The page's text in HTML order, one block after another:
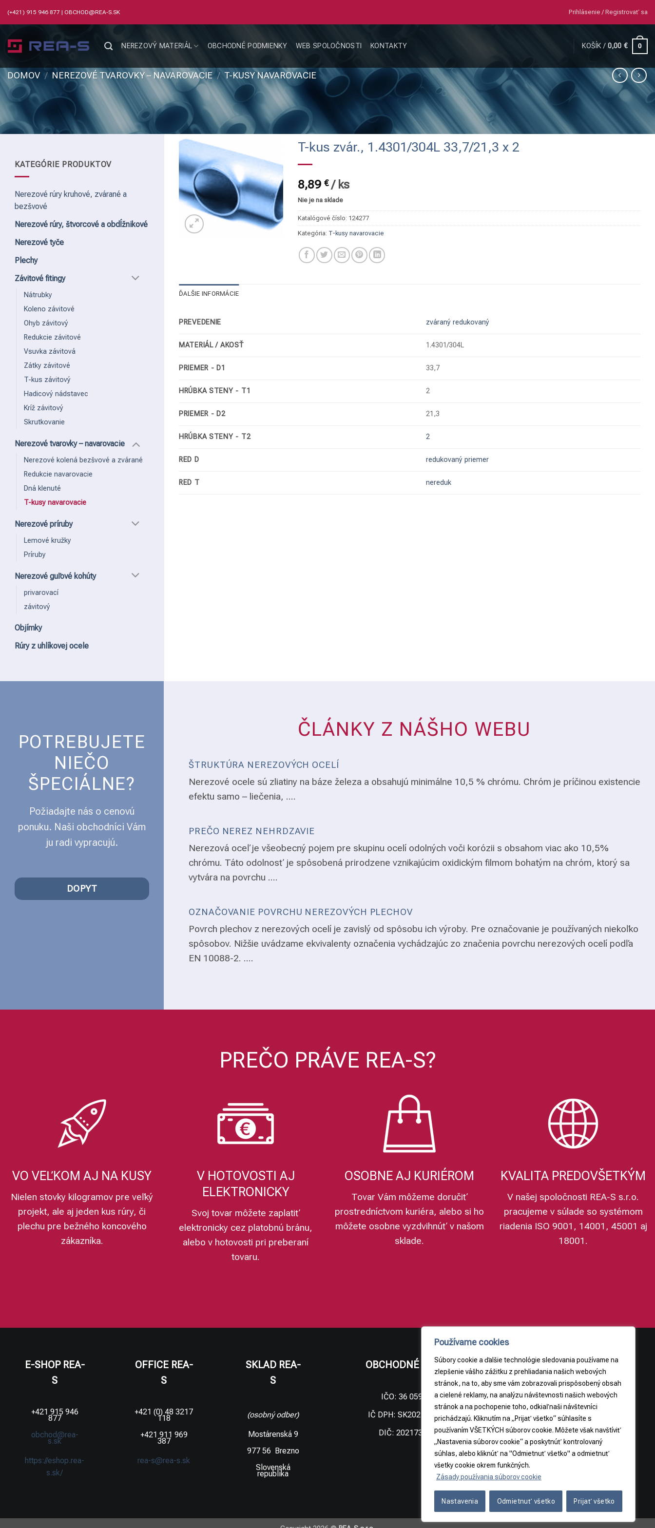
Používame cookies
Súbory cookie a ďalšie technológie sledovania používame na
zlepšenie vášho zážitku z prehliadania našich webových
stránok, na to, aby sme vám zobrazovali prispôsobený obsah
a cielené reklamy, na analýzu návštevnosti našich webových
stránok a na pochopenie toho, odkiaľ naši návštevníci
prichádzajú. Kliknutím na „Prijať všetko“ súhlasíte s
používaním VŠETKÝCH súborov cookie. Môžete však navštíviť
„Nastavenia súborov cookie“ a poskytnúť kontrolovaný
súhlas, alebo kliknúť na "Odmietnuť všetko" a odmietnuť
všetky cookie okrem funkčných.
Zásady používania súborov cookie
Nastavenia Odmietnuť všetko Prijať všetko
(+421) 915 946 877 | OBCHOD@REA-S.SK Prihlásenie / Registrovať sa
NEREZOVÝ MATERIÁL OBCHODNÉ PODMIENKY WEB SPOLOČNOSTI KONTAKTY KOŠÍK / 0,00€ 0
DOMOV / NEREZOVÉ TVAROVKY – NAVAROVACIE / T-KUSY NAVAROVACIE
KATEGÓRIE PRODUKTOV
Nerezové rúry kruhové, zvárané a
bezšvové
Nerezové rúry, štvorcové a obdĺžnikové
Nerezové tyče
Plechy
Závitové fitingy
Nátrubky
Koleno závitové
Ohyb závitový
Redukcie závitové
Vsuvka závitová
Zátky závitové
T-kus závitový
Hadicový nádstavec
Kríž závitový
Skrutkovanie
Nerezové tvarovky – navarovacie
Nerezové kolená bezšvové a zvárané
Redukcie navarovacie
Dná klenuté
T-kusy navarovacie
Nerezové príruby
Lemové kružky
Príruby
Nerezové guľové kohúty
privarovací
závitový
Objímky
Rúry z uhlíkovej ocele
T-kus zvár., 1.4301/304L 33,7/21,3 x 2
8,89€/ ks
Nie je na sklade
Katalógové číslo: 124277
Kategória: T-kusy navarovacie
ĎALŠIE INFORMÁCIE
PREVEDENIE zváraný redukovaný
MATERIÁL / AKOSŤ 1.4301/304L
PRIEMER - D1 33,7
HRÚBKA STENY - T1 2
PRIEMER - D2 21,3
HRÚBKA STENY - T2 2
RED D redukovaný priemer
RED T nereduk
POTREBUJETE
NIEČO
ŠPECIÁLNE?
Požiadajte nás o cenovú
ponuku. Naši obchodníci Vám
ju radi vypracujú.
DOPYT
ČLÁNKY Z NÁŠHO WEBU
ŠTRUKTÚRA NEREZOVÝCH OCELÍ
Nerezové ocele sú zliatiny na báze železa a obsahujú minimálne 10,5 % chrómu. Chróm je príčinou existencie
efektu samo – liečenia, ....
PREČO NEREZ NEHRDZAVIE
Nerezová oceľ je všeobecný pojem pre skupinu ocelí odolných voči korózii s obsahom viac ako 10,5%
chrómu. Táto odolnosť je spôsobená prirodzene vznikajúcim oxidickým filmom bohatým na chróm, ktorý sa
vytvára na povrchu ....
OZNAČOVANIE POVRCHU NEREZOVÝCH PLECHOV
Povrch plechov z nerezových ocelí je zavislý od spôsobu ich výroby. Pre označovanie je používaných niekoľko
spôsobov. Nižšie uvádzame ekvivalenty označenia vychádzajúc zo značenia povrchu nerezových ocelí podľa
EN 10088-2. ....
PREČO PRÁVE REA-S?
VO VEĽKOM AJ NA KUSY
Nielen stovky kilogramov pre veľký
projekt, ale aj jeden kus rúry, či
plechu pre bežného koncového
zákazníka.
V HOTOVOSTI AJ
ELEKTRONICKY
Svoj tovar môžete zaplatiť
elektronicky cez platobnú bránu,
alebo v hotovosti pri preberaní
tovaru.
OSOBNE AJ KURIÉROM
Tovar Vám môžeme doručiť
prostredníctvom kuriéra, alebo si ho
môžete osobne vyzdvihnúť v našom
sklade.
KVALITA PREDOVŠETKÝM
V našej spoločnosti REA-S s.r.o.
pracujeme v súlade so systémom
riadenia ISO 9001, 14001, 45001 aj
18001.
E-SHOP REA-
S
+421 915 946
877
obchod@rea-
s.sk
https://eshop.rea-
s.sk/
OFFICE REA-
S
+421 (0) 48 3217
118
+421 911 969
387
rea-s@rea-s.sk
SKLAD REA-
S
(osobný odber)
Mostárenská 9
977 56 Brezno
Slovenská
republika
OBCHODNÉ ÚDAJE
IČO: 36 059 099
IČ DPH: SK2021733065
DIČ: 2021733065
PRÁVNE INFORMÁCIE
Obchodné podmienky
Odstúpenie od zmluvy